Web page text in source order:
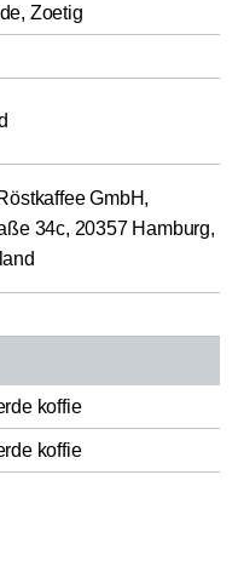
Zoetig
GmbH,
34c, 20357 Hamburg,
koffie
koffie